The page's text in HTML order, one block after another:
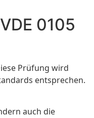
0105
Prüfung wird
entsprechen.
auch die